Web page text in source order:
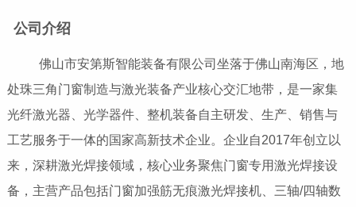
公司介绍
佛山市安第斯智能装备有限公司坐落于佛山南海区，地
处珠三角门窗制造与激光装备产业核心交汇地带，是一家集
光纤激光器、光学器件、整机装备自主研发、生产、销售与
工艺服务于一体的国家高新技术企业。企业自2017年创立以
来，深耕激光焊接领域，核心业务聚焦门窗专用激光焊接设
备，主营产品包括门窗加强筋无痕激光焊接机、三轴/四轴数